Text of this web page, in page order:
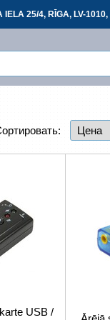
IELA 25/4, RĪGA, LV-
USB /